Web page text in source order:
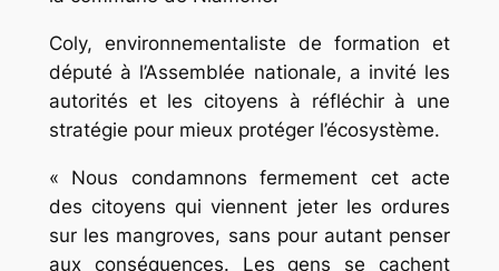
Coly, environnementaliste de formation et
député à l’Assemblée nationale, a invité les
autorités et les citoyens à réfléchir à une
stratégie pour mieux protéger l’écosystème.
« Nous condamnons fermement cet acte
des citoyens qui viennent jeter les ordures
sur les mangroves, sans pour autant penser
aux conséquences. Les gens se cachent